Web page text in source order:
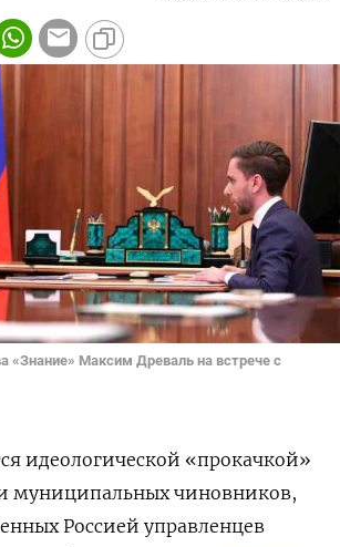
«Знание» Максим Древаль на встрече с
идеологической «прокачкой»
муниципальных чиновников,
Россией управленцев